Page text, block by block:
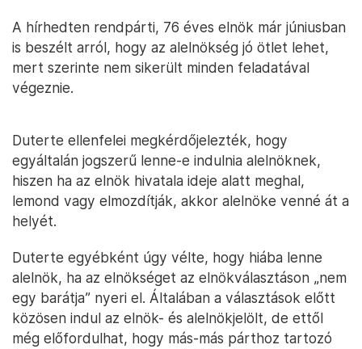
A hírhedten rendpárti, 76 éves elnök már júniusban
is beszélt arról, hogy az alelnökség jó ötlet lehet,
mert szerinte nem sikerült minden feladatával
végeznie.
Duterte ellenfelei megkérdőjelezték, hogy
egyáltalán jogszerű lenne-e indulnia alelnöknek,
hiszen ha az elnök hivatala ideje alatt meghal,
lemond vagy elmozdítják, akkor alelnöke venné át a
helyét.
Duterte egyébként úgy vélte, hogy hiába lenne
alelnök, ha az elnökséget az elnökválasztáson „nem
egy barátja” nyeri el. Általában a választások előtt
közösen indul az elnök- és alelnökjelölt, de ettől
még előfordulhat, hogy más-más párthoz tartozó